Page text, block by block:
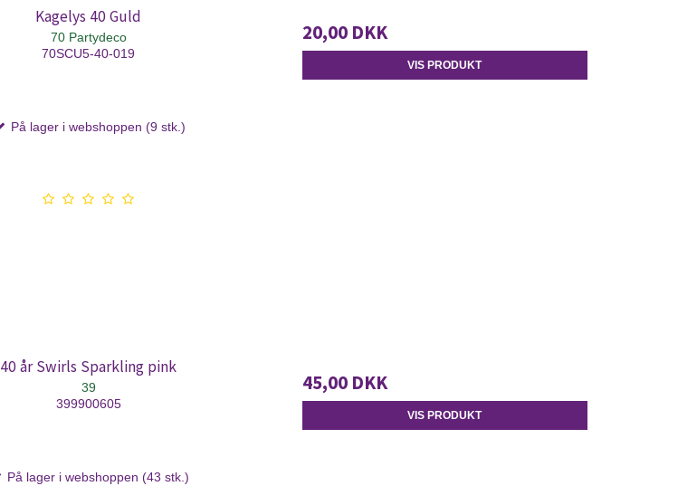
Kagelys 40 Guld
70 Partydeco
70SCU5-40-019
På lager i webshoppen (9 stk.)
20,00 DKK
VIS PRODUKT
40 år Swirls Sparkling pink
39
399900605
På lager i webshoppen (43 stk.)
45,00 DKK
VIS PRODUKT